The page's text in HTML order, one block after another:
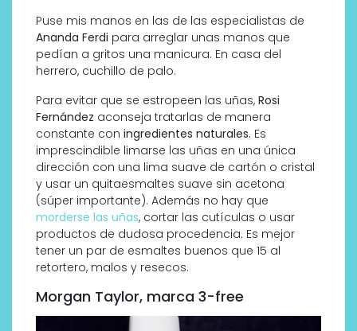
Puse mis manos en las de las especialistas de
Ananda Ferdi para arreglar unas manos que
pedían a gritos una manicura. En casa del
herrero, cuchillo de palo.
Para evitar que se estropeen las uñas, Rosi
Fernández aconseja tratarlas de manera
constante con ingredientes naturales. Es
imprescindible limarse las uñas en una única
dirección con una lima suave de cartón o cristal
y usar un quitaesmaltes suave sin acetona
(súper importante). Además no hay que
morderse las uñas, cortar las cutículas o usar
productos de dudosa procedencia. Es mejor
tener un par de esmaltes buenos que 15 al
retortero, malos y resecos.
Morgan Taylor, marca 3-free